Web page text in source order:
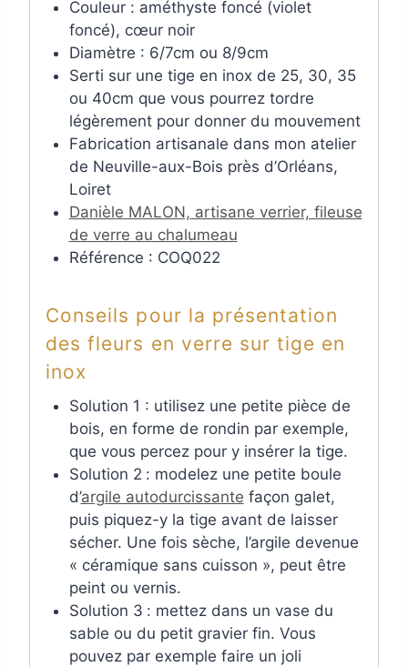
Couleur : améthyste foncé (violet
foncé), cœur noir
Diamètre : 6/7cm ou 8/9cm
Serti sur une tige en inox de 25, 30, 35
ou 40cm que vous pourrez tordre
légèrement pour donner du mouvement
Fabrication artisanale dans mon atelier
de Neuville-aux-Bois près d’Orléans,
Loiret
Danièle MALON, artisane verrier, fileuse
de verre au chalumeau
Référence : COQ022
Conseils pour la présentation
des fleurs en verre sur tige en
inox
Solution 1 : utilisez une petite pièce de
bois, en forme de rondin par exemple,
que vous percez pour y insérer la tige.
Solution 2 : modelez une petite boule
d’argile autodurcissante façon galet,
puis piquez-y la tige avant de laisser
sécher. Une fois sèche, l’argile devenue
« céramique sans cuisson », peut être
peint ou vernis.
Solution 3 : mettez dans un vase du
sable ou du petit gravier fin. Vous
pouvez par exemple faire un joli